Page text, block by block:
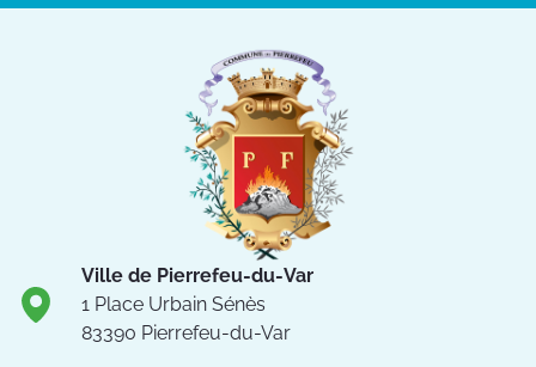
Ville de Pierrefeu-du-Var
1 Place Urbain Sénès
83390 Pierrefeu-du-Var